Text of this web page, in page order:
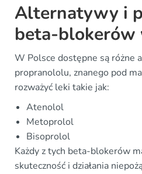
Alternatywy i
beta-blokerów
W Polsce dostępne są różne
propranololu, znanego pod
rozważyć leki takie jak:
Atenolol
Metoprolol
Bisoprolol
Każdy z tych beta-blokerów
skuteczność i działania